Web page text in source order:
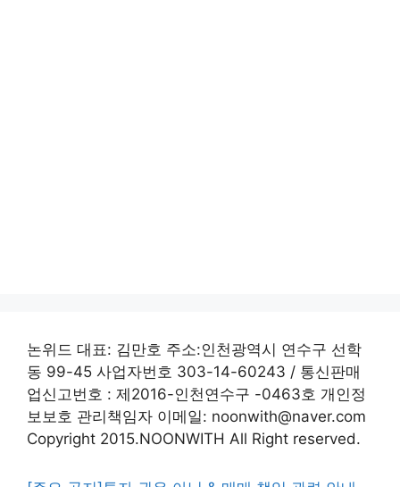
논위드 대표: 김만호 주소:인천광역시 연수구 선학
동 99-45 사업자번호 303-14-60243 / 통신판매
업신고번호 : 제2016-인천연수구 -0463호 개인정
보보호 관리책임자 이메일: noonwith@naver.com
Copyright 2015.NOONWITH All Right reserved.